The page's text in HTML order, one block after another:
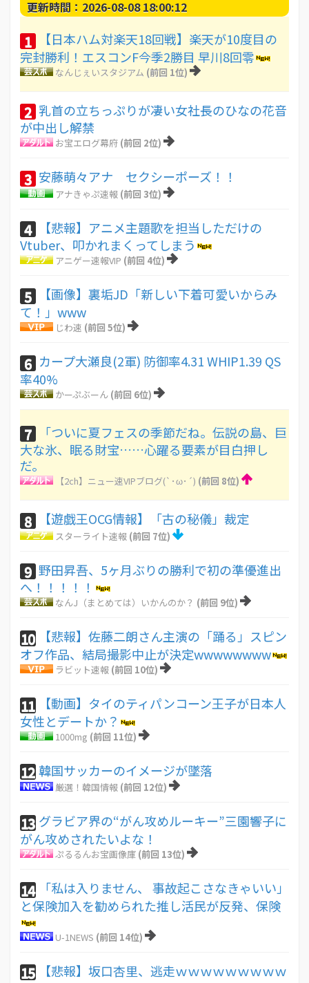
更新時間：2026-08-08 18:00:12
1
【日本ハム対楽天18回戦】楽天が10度目の
完封勝利！エスコンF今季2勝目 早川8回零
なんじぇいスタジアム (前回 1位)
2 乳首の立ちっぷりが凄い女社長のひなの花音
が中出し解禁
お宝エログ幕府 (前回 2位)
3 安藤萌々アナ セクシーポーズ！！
アナきゃぷ速報 (前回 3位)
4
【悲報】アニメ主題歌を担当しただけの
Vtuber、叩かれまくってしまう
アニゲー速報VIP (前回 4位)
5
【画像】裏垢JD「新しい下着可愛いからみ
て！」www
じわ速 (前回 5位)
6 カープ大瀬良(2軍) 防御率4.31 WHIP1.39 QS
率40%
かーぷぶーん (前回 6位)
7
「ついに夏フェスの季節だね。伝説の島、巨
大な氷、眠る財宝……心躍る要素が目白押し
だ。
【2ch】ニュー速VIPブログ(`･ω･´) (前回 8位)
8 【遊戯王OCG情報】「古の秘儀」裁定
スターライト速報 (前回 7位)
9 野田昇吾、5ヶ月ぶりの勝利で初の準優進出
へ！！！！！
なんJ（まとめては）いかんのか？ (前回 9位)
10
【悲報】佐藤二朗さん主演の「踊る」スピン
オフ作品、結局撮影中止が決定wwwwwwww
ラビット速報 (前回 10位)
11
【動画】タイのティパンコーン王子が日本人
女性とデートか？
1000mg (前回 11位)
12韓国サッカーのイメージが墜落
厳選！韓国情報 (前回 12位)
13 グラビア界の“がん攻めルーキー”三園響子に
がん攻めされたいよな！
ぷるるんお宝画像庫 (前回 13位)
14
「私は入りません、 事故起こさなきゃいい」
と保険加入を勧められた推し活民が反発、保険
U-1NEWS (前回 14位)
15
【悲報】坂口杏里、逃走ｗｗｗｗｗｗｗｗｗ